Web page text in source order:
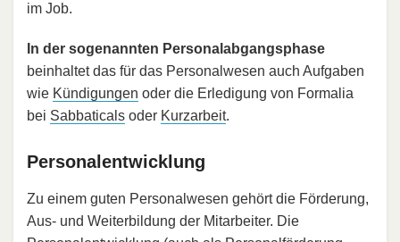
im Job.
In der sogenannten Personalabgangsphase
beinhaltet das für das Personalwesen auch Aufgaben
wie Kündigungen oder die Erledigung von Formalia
bei Sabbaticals oder Kurzarbeit.
Personalentwicklung
Zu einem guten Personalwesen gehört die Förderung,
Aus- und Weiterbildung der Mitarbeiter. Die